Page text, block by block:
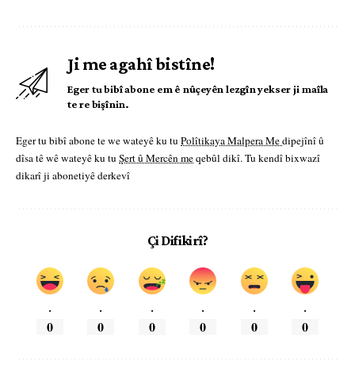
Ji me agahî bistîne!
Eger tu bibî abone em ê nûçeyên lezgîn yekser ji maîla
te re bişînin.
Eger tu bibî abone te we wateyê ku tu Polîtikaya Malpera Medipejînî û
dîsa tê wê wateyê ku tu Şert û Mercên meqebûl dikî. Tu kendî bixwazî
dikarî ji abonetiyê derkevî
Çi Difikirî?
.
0
.
0
.
0
.
0
.
0
.
0